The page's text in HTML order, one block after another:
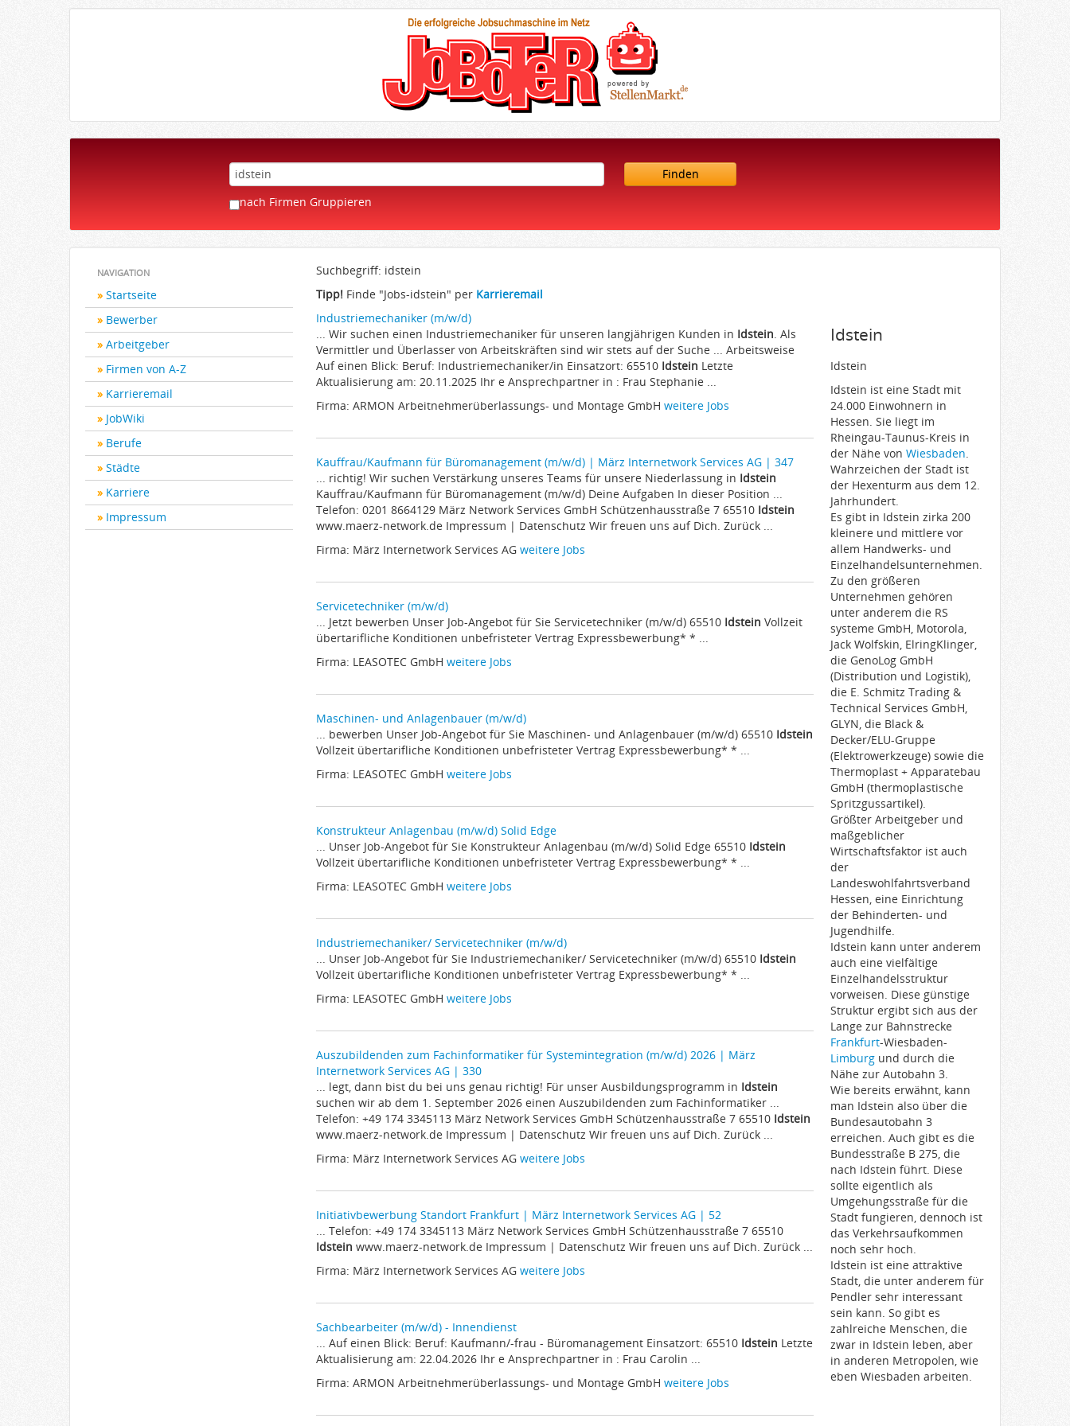
Finden
nach Firmen Gruppieren
NAVIGATION
Startseite
Bewerber
Arbeitgeber
Firmen von A-Z
Karrieremail
JobWiki
Berufe
Städte
Karriere
Impressum
Suchbegriff: idstein
Tipp!Finde "Jobs-idstein" per Karrieremail
Industriemechaniker (m/w/d)
... Wir suchen einen Industriemechaniker für unseren langjährigen Kunden in Idstein. Als
Vermittler und Überlasser von Arbeitskräften sind wir stets auf der Suche ... Arbeitsweise
Auf einen Blick: Beruf: Industriemechaniker/in Einsatzort: 65510 Idstein Letzte
Aktualisierung am: 20.11.2025 Ihr e Ansprechpartner in : Frau Stephanie ...
Firma: ARMON Arbeitnehmerüberlassungs- und Montage GmbH weitere Jobs
Kauffrau/Kaufmann für Büromanagement (m/w/d) | März Internetwork Services AG | 347
... richtig! Wir suchen Verstärkung unseres Teams für unsere Niederlassung in Idstein
Kauffrau/Kaufmann für Büromanagement (m/w/d) Deine Aufgaben In dieser Position ...
Telefon: 0201 8664129 März Network Services GmbH Schützenhausstraße 7 65510 Idstein
www.maerz-network.de Impressum | Datenschutz Wir freuen uns auf Dich. Zurück ...
Firma: März Internetwork Services AG weitere Jobs
Servicetechniker (m/w/d)
... Jetzt bewerben Unser Job-Angebot für Sie Servicetechniker (m/w/d) 65510 Idstein Vollzeit
übertarifliche Konditionen unbefristeter Vertrag Expressbewerbung* * ...
Firma: LEASOTEC GmbH weitere Jobs
Maschinen- und Anlagenbauer (m/w/d)
... bewerben Unser Job-Angebot für Sie Maschinen- und Anlagenbauer (m/w/d) 65510 Idstein
Vollzeit übertarifliche Konditionen unbefristeter Vertrag Expressbewerbung* * ...
Firma: LEASOTEC GmbH weitere Jobs
Konstrukteur Anlagenbau (m/w/d) Solid Edge
... Unser Job-Angebot für Sie Konstrukteur Anlagenbau (m/w/d) Solid Edge 65510 Idstein
Vollzeit übertarifliche Konditionen unbefristeter Vertrag Expressbewerbung* * ...
Firma: LEASOTEC GmbH weitere Jobs
Industriemechaniker/ Servicetechniker (m/w/d)
... Unser Job-Angebot für Sie Industriemechaniker/ Servicetechniker (m/w/d) 65510 Idstein
Vollzeit übertarifliche Konditionen unbefristeter Vertrag Expressbewerbung* * ...
Firma: LEASOTEC GmbH weitere Jobs
Auszubildenden zum Fachinformatiker für Systemintegration (m/w/d) 2026 | März
Internetwork Services AG | 330
... legt, dann bist du bei uns genau richtig! Für unser Ausbildungsprogramm in Idstein
suchen wir ab dem 1. September 2026 einen Auszubildenden zum Fachinformatiker ...
Telefon: +49 174 3345113 März Network Services GmbH Schützenhausstraße 7 65510 Idstein
www.maerz-network.de Impressum | Datenschutz Wir freuen uns auf Dich. Zurück ...
Firma: März Internetwork Services AG weitere Jobs
Initiativbewerbung Standort Frankfurt | März Internetwork Services AG | 52
... Telefon: +49 174 3345113 März Network Services GmbH Schützenhausstraße 7 65510
Idstein www.maerz-network.de Impressum | Datenschutz Wir freuen uns auf Dich. Zurück ...
Firma: März Internetwork Services AG weitere Jobs
Sachbearbeiter (m/w/d) - Innendienst
... Auf einen Blick: Beruf: Kaufmann/-frau - Büromanagement Einsatzort: 65510 Idstein Letzte
Aktualisierung am: 22.04.2026 Ihr e Ansprechpartner in : Frau Carolin ...
Firma: ARMON Arbeitnehmerüberlassungs- und Montage GmbH weitere Jobs
Idstein
Idstein
Idstein ist eine Stadt mit
24.000 Einwohnern in
Hessen. Sie liegt im
Rheingau-Taunus-Kreis in
der Nähe vonWiesbaden.
Wahrzeichen der Stadt ist
der Hexenturm aus dem 12.
Jahrhundert.
Es gibt in Idstein zirka 200
kleinere und mittlere vor
allem Handwerks- und
Einzelhandelsunternehmen.
Zu den größeren
Unternehmen gehören
unter anderem die RS
systeme GmbH, Motorola,
Jack Wolfskin, ElringKlinger,
die GenoLog GmbH
(Distribution und Logistik),
die E. Schmitz Trading &
Technical Services GmbH,
GLYN, die Black &
Decker/ELU-Gruppe
(Elektrowerkzeuge) sowie die
Thermoplast + Apparatebau
GmbH (thermoplastische
Spritzgussartikel).
Größter Arbeitgeber und
maßgeblicher
Wirtschaftsfaktor ist auch
der
Landeswohlfahrtsverband
Hessen, eine Einrichtung
der Behinderten- und
Jugendhilfe.
Idstein kann unter anderem
auch eine vielfältige
Einzelhandelsstruktur
vorweisen. Diese günstige
Struktur ergibt sich aus der
Lange zur Bahnstrecke
Frankfurt-Wiesbaden-
Limburg und durch die
Nähe zur Autobahn 3.
Wie bereits erwähnt, kann
man Idstein also über die
Bundesautobahn 3
erreichen. Auch gibt es die
Bundesstraße B 275, die
nach Idstein führt. Diese
sollte eigentlich als
Umgehungsstraße für die
Stadt fungieren, dennoch ist
das Verkehrsaufkommen
noch sehr hoch.
Idstein ist eine attraktive
Stadt, die unter anderem für
Pendler sehr interessant
sein kann. So gibt es
zahlreiche Menschen, die
zwar in Idstein leben, aber
in anderen Metropolen, wie
eben Wiesbaden arbeiten.